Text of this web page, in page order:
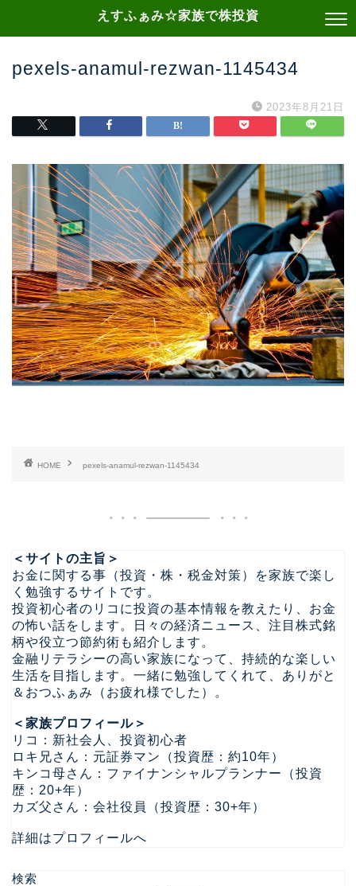
えすふぁみ☆家族で株投資
pexels-anamul-rezwan-1145434
2023年8月21日
HOME pexels-anamul-rezwan-1145434
＜サイトの主旨＞
お金に関する事（投資・株・税金対策）を家族で楽し
く勉強するサイトです。
投資初心者のリコに投資の基本情報を教えたり、お金
の怖い話をします。日々の経済ニュース、注目株式銘
柄や役立つ節約術も紹介します。
金融リテラシーの高い家族になって、持続的な楽しい
生活を目指します。一緒に勉強してくれて、ありがと
＆おつふぁみ（お疲れ様でした）。
＜家族プロフィール＞
リコ：新社会人、投資初心者
ロキ兄さん：元証券マン（投資歴：約10年）
キンコ母さん：ファイナンシャルプランナー（投資
歴：20+年）
カズ父さん：会社役員（投資歴：30+年）
詳細はプロフィールへ
検索